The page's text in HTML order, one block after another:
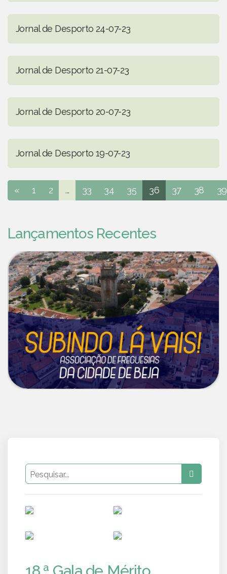
Jornal de Desporto 24-07-23
Jornal de Desporto 21-07-23
Jornal de Desporto 20-07-23
Jornal de Desporto 19-07-23
« 1 2 ... 33 34 35 36 37 38 39
Lançamentos Recentes